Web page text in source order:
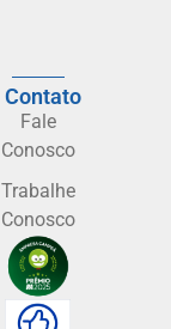
Contato
Fale
Conosco
Trabalhe
Conosco